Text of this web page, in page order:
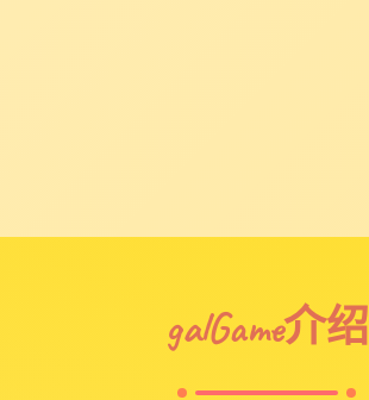
galGame介绍